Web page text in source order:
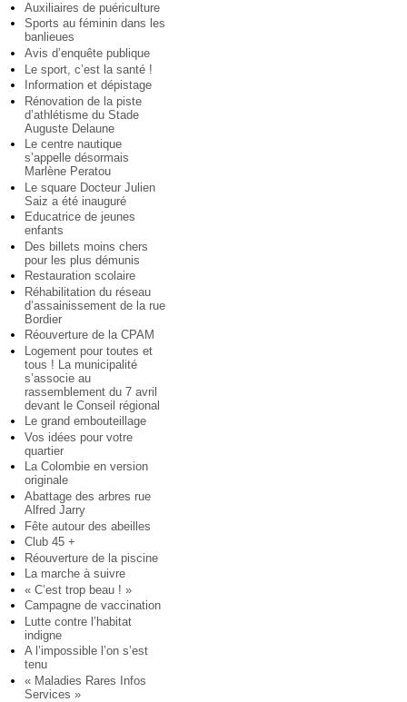
Auxiliaires de puériculture
Sports au féminin dans les
banlieues
Avis d’enquête publique
Le sport, c’est la santé !
Information et dépistage
Rénovation de la piste
d’athlétisme du Stade
Auguste Delaune
Le centre nautique
s’appelle désormais
Marlène Peratou
Le square Docteur Julien
Saiz a été inauguré
Educatrice de jeunes
enfants
Des billets moins chers
pour les plus démunis
Restauration scolaire
Réhabilitation du réseau
d’assainissement de la rue
Bordier
Réouverture de la CPAM
Logement pour toutes et
tous ! La municipalité
s’associe au
rassemblement du 7 avril
devant le Conseil régional
Le grand embouteillage
Vos idées pour votre
quartier
La Colombie en version
originale
Abattage des arbres rue
Alfred Jarry
Fête autour des abeilles
Club 45 +
Réouverture de la piscine
La marche à suivre
« C’est trop beau ! »
Campagne de vaccination
Lutte contre l’habitat
indigne
A l’impossible l’on s’est
tenu
« Maladies Rares Infos
Services »